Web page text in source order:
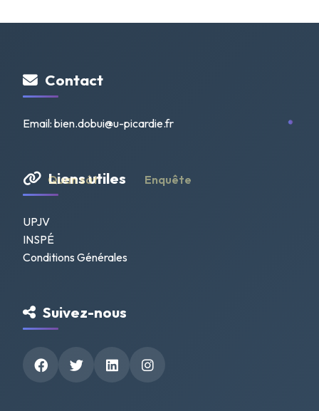
Quan sát Enquête
Contact
Email: bien.dobui@u-picardie.fr
Liens utiles
UPJV
INSPÉ
Conditions Générales
Suivez-nous